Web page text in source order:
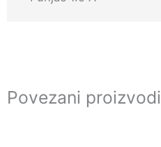
Povezani proizvodi